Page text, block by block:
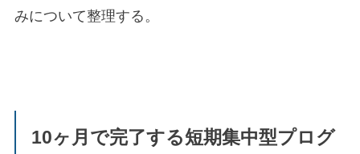
みについて整理する。
10ヶ月で完了する短期集中型プログ